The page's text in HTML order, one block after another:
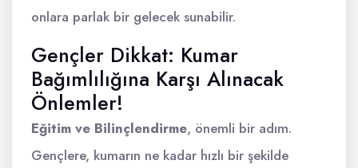
onlara parlak bir gelecek sunabilir.
Gençler Dikkat: Kumar
Bağımlılığına Karşı Alınacak
Önlemler!
Eğitim ve Bilinçlendirme, önemli bir adım.
Gençlere, kumarın ne kadar hızlı bir şekilde